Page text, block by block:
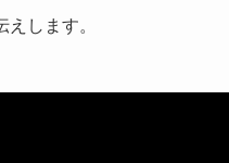
します。